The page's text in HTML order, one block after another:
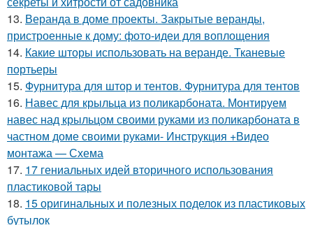
13. Веранда в доме проекты. Закрытые веранды,
пристроенные к дому: фото-идеи для воплощения
14. Какие шторы использовать на веранде. Тканевые
портьеры
15. Фурнитура для штор и тентов. Фурнитура для тентов
16. Навес для крыльца из поликарбоната. Монтируем
навес над крыльцом своими руками из поликарбоната в
частном доме своими руками- Инструкция +Видео
монтажа — Схема
17. 17 гениальных идей вторичного использования
пластиковой тары
18. 15 оригинальных и полезных поделок из пластиковых
бутылок